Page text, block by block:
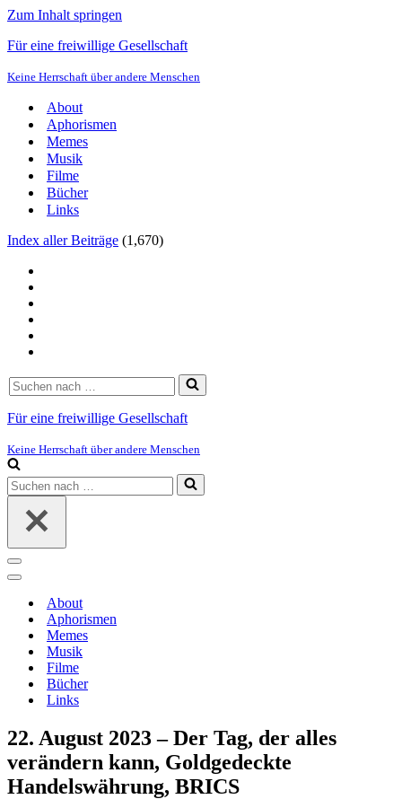
Zum Inhalt springen
Für eine freiwillige Gesellschaft
Keine Herrschaft über andere Menschen
About
Aphorismen
Memes
Musik
Filme
Bücher
Links
Index aller Beiträge (1,670)
Suchen
nach …
Für eine freiwillige Gesellschaft
Keine Herrschaft über andere Menschen
Suchen
nach …
Navigations-
Menü
Navigations-
About
Aphorismen
Memes
Musik
Filme
Bücher
Links
22. August 2023 – Der Tag, der alles
verändern kann, Goldgedeckte
Handelswährung, BRICS